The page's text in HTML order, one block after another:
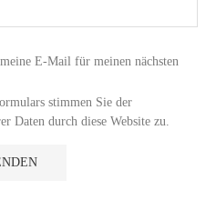
E-Mail für meinen nächsten
stimmen Sie der
Daten durch diese Website zu.